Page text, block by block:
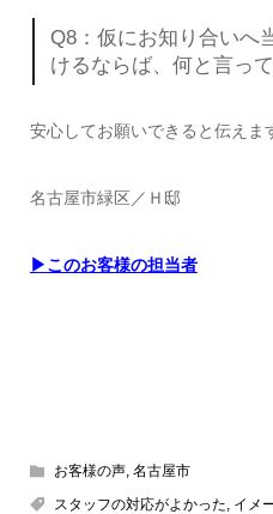
Q8：仮にお知り合いへ
けるならば、何と言っ
安心してお願いできると伝えま
名古屋市緑区／Ｈ邸
▶このお客様の担当者
お客様の声, 名古屋市
スタッフの対応がよかった, イメ